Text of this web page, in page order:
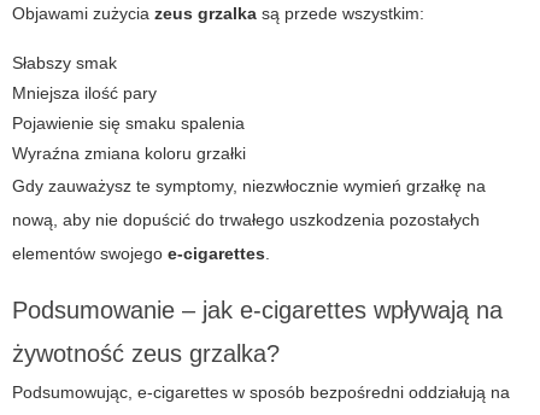
Objawami zużycia zeus grzalka są przede wszystkim:
Słabszy smak
Mniejsza ilość pary
Pojawienie się smaku spalenia
Wyraźna zmiana koloru grzałki
Gdy zauważysz te symptomy, niezwłocznie wymień grzałkę na
nową, aby nie dopuścić do trwałego uszkodzenia pozostałych
elementów swojego e-cigarettes.
Podsumowanie – jak e-cigarettes wpływają na
żywotność zeus grzalka?
Podsumowując, e-cigarettes w sposób bezpośredni oddziałują na